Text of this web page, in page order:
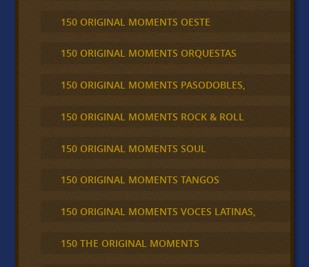
150 ORIGINAL MOMENTS OESTE
150 ORIGINAL MOMENTS ORQUESTAS
150 ORIGINAL MOMENTS PASODOBLES,
150 ORIGINAL MOMENTS ROCK & ROLL
150 ORIGINAL MOMENTS SOUL
150 ORIGINAL MOMENTS TANGOS
150 ORIGINAL MOMENTS VOCES LATINAS,
150 THE ORIGINAL MOMENTS